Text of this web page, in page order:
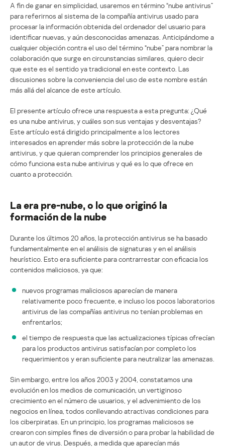
A fin de ganar en simplicidad, usaremos en término “nube antivirus”
para referirnos al sistema de la compañía antivirus usado para
procesar la información obtenida del ordenador del usuario para
identificar nuevas, y aún desconocidas amenazas. Anticipándome a
cualquier objeción contra el uso del término “nube” para nombrar la
colaboración que surge en circunstancias similares, quiero decir
que este es el sentido ya tradicional en este contexto. Las
discusiones sobre la conveniencia del uso de este nombre están
más allá del alcance de este artículo.
El presente artículo ofrece una respuesta a esta pregunta: ¿Qué
es una nube antivirus, y cuáles son sus ventajas y desventajas?
Este artículo está dirigido principalmente a los lectores
interesados en aprender más sobre la protección de la nube
antivirus, y que quieran comprender los principios generales de
cómo funciona esta nube antivirus y qué es lo que ofrece en
cuanto a protección.
La era pre-nube, o lo que originó la
formación de la nube
Durante los últimos 20 años, la protección antivirus se ha basado
fundamentalmente en el análisis de signaturas y en el análisis
heurístico. Esto era suficiente para contrarrestar con eficacia los
contenidos maliciosos, ya que:
nuevos programas maliciosos aparecían de manera
relativamente poco frecuente, e incluso los pocos laboratorios
antivirus de las compañías antivirus no tenían problemas en
enfrentarlos;
el tiempo de respuesta que las actualizaciones típicas ofrecían
para los productos antivirus satisfacían por completo los
requerimientos y eran suficiente para neutralizar las amenazas.
Sin embargo, entre los años 2003 y 2004, constatamos una
evolución en los medios de comunicación, un vertiginoso
crecimiento en el número de usuarios, y el advenimiento de los
negocios en línea, todos conllevando atractivas condiciones para
los ciberpiratas. En un principio, los programas maliciosos se
crearon con simples fines de diversión o para probar la habilidad de
un autor de virus. Después, a medida que aparecían más